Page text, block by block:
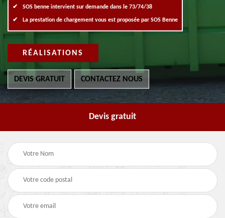
SOS benne intervient sur demande dans le 73/74/38
La prestation de chargement vous est proposée par SOS Benne
RÉALISATIONS
DEVIS GRATUIT CONTACTEZ NOUS
Devis gratuit